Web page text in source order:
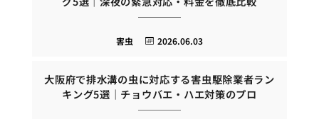
2026.06.03
害虫
大阪府で排水溝の虫に対応する害虫駆除業者ラン
キング5選｜チョウバエ・ハエ対策のプロ